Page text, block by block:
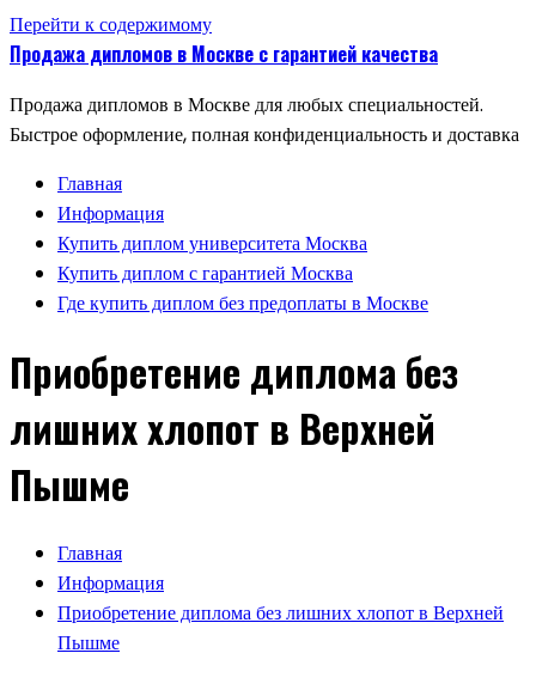
Перейти к содержимому
Продажа дипломов в Москве с гарантией качества
Продажа дипломов в Москве для любых специальностей.
Быстрое оформление, полная конфиденциальность и доставка
Главная
Информация
Купить диплом университета Москва
Купить диплом с гарантией Москва
Где купить диплом без предоплаты в Москве
Приобретение диплома без
лишних хлопот в Верхней
Пышме
Главная
Информация
Приобретение диплома без лишних хлопот в Верхней
Пышме